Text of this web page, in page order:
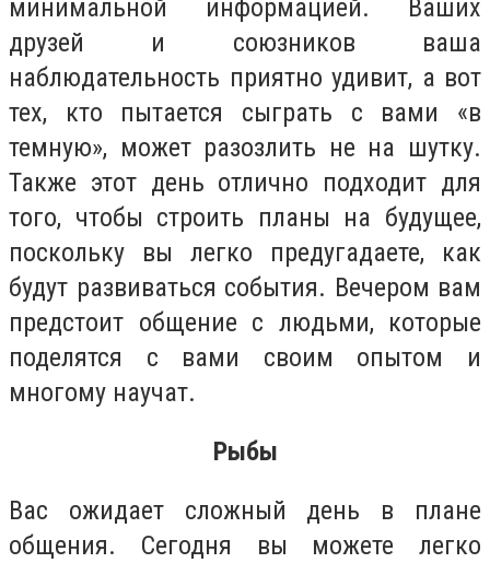
минимальной информацией. Ваших
друзей и союзников ваша
наблюдательность приятно удивит, а вот
тех, кто пытается сыграть с вами «в
темную», может разозлить не на шутку.
Также этот день отлично подходит для
того, чтобы строить планы на будущее,
поскольку вы легко предугадаете, как
будут развиваться события. Вечером вам
предстоит общение с людьми, которые
поделятся с вами своим опытом и
многому научат.
Рыбы
Вас ожидает сложный день в плане
общения. Сегодня вы можете легко